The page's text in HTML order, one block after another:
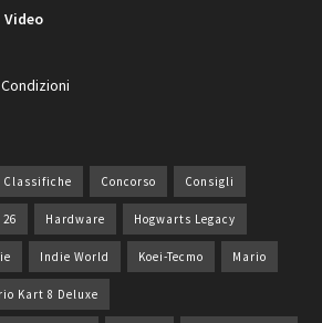
Video
Classifiche Concorso Consigli
Hardware Hogwarts Legacy
Indie World Koei-Tecmo Mario
Kart 8 Deluxe